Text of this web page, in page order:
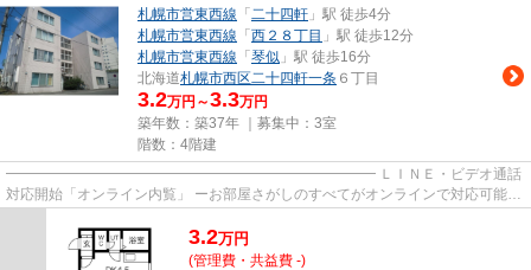
札幌市営東西線 「 二十四軒 」駅 徒歩4分
札幌市営東西線 「 西２８丁目 」駅 徒歩12分
札幌市営東西線 「 琴似 」駅 徒歩16分
北海道札幌市西区二十四軒一条 ６丁目
3.2万円～3.3万円
築年数：築37年 ｜募集中： 3室
階数：4階建
━━━━━━━━━━━━━━━━━━━━━━━━━━ ＬＩＮＥ・ビデオ通話
対応開始「オンライン内覧」 ーお部屋さがしのすべてがオンラインで対応可能ー
3.2万円
(管理費・共益費 -)